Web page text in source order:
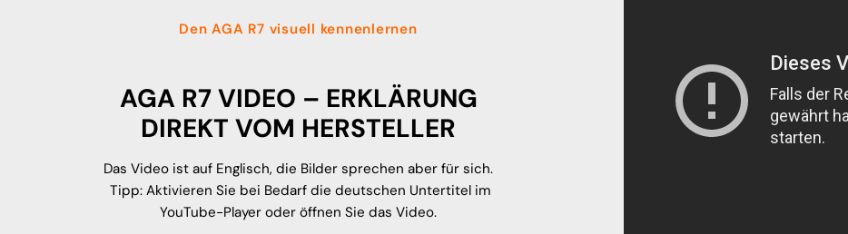
Den AGA R7 visuell kennenlernen
AGA R7 VIDEO – ERKLÄRUNG
DIREKT VOM HERSTELLER
Das Video ist auf Englisch, die Bilder sprechen aber für sich.
Tipp: Aktivieren Sie bei Bedarf die deutschen Untertitel im
YouTube-Player oder öffnen Sie das Video.